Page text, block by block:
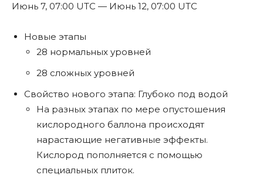
Июнь 7, 07:00 UTC — Июнь 12, 07:00 UTC
Новые этапы
28 нормальных уровней
28 сложных уровней
Свойство нового этапа: Глубоко под водой
На разных этапах по мере опустошения
кислородного баллона происходят
нарастающие негативные эффекты.
Кислород пополняется с помощью
специальных плиток.